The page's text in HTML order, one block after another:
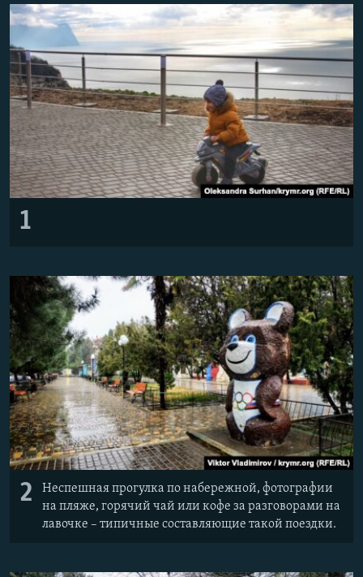
ПОБЕДИТЕЛЕЙ НЕ СУДЯТ?
КРЫМ.НЕПОКОРЕННЫЙ
ELIFBE
УКРАИНСКАЯ ПРОБЛЕМА КРЫМА
ПРИСОЕДИНЯЙТЕСЬ!
Все сайты RFE/RL
1
2
Неспешная прогулка по набережной, фотографии
на пляже, горячий чай или кофе за разговорами на
лавочке – типичные составляющие такой поездки.